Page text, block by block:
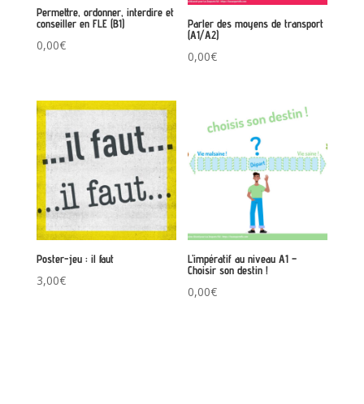
Permettre, ordonner, interdire et
conseiller en FLE (B1)
0,00€
Parler des moyens de transport
(A1/A2)
0,00€
Poster-jeu : il faut
3,00€
L’impératif au niveau A1 –
Choisir son destin !
0,00€